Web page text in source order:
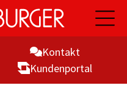
öffnen
Kontakt
Kunden­portal